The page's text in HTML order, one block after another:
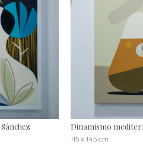
Dinamismo
115 x 145 cm